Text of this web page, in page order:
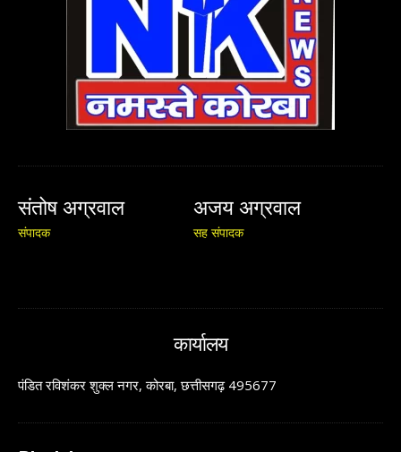
संतोष अग्रवाल
संपादक
अजय अग्रवाल
सह संपादक
कार्यालय
पंडित रविशंकर शुक्ल नगर, कोरबा, छत्तीसगढ़ 495677